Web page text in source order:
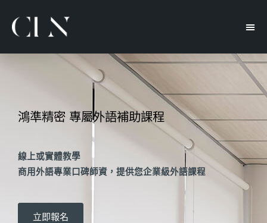
鴻準精密 專屬外語補助課程
線上或實體教學
商用外語專業口碑師資，提供您企業級外語課程
立即報名